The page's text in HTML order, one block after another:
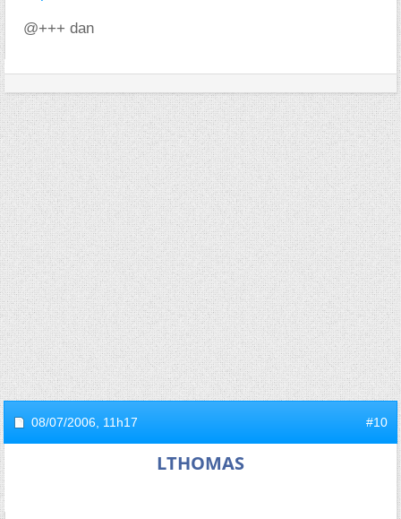
@+++ dan
08/07/2006, 11h17 #10
LTHOMAS